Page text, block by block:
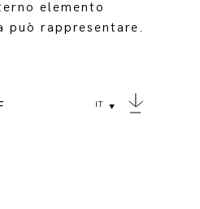
elemento
può rappresentare.
IT